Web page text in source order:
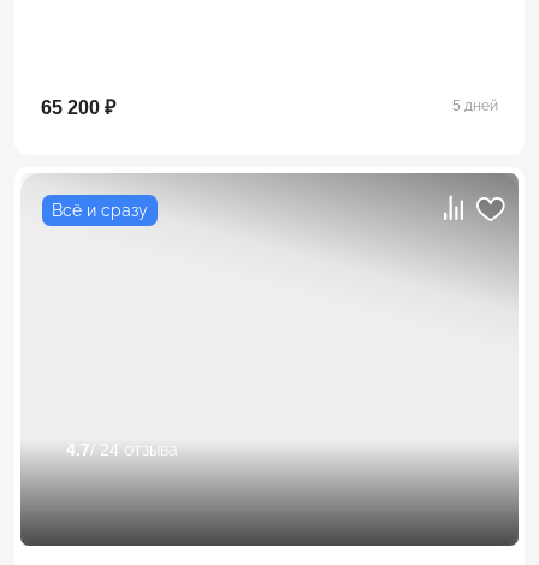
65 200 ₽ 5 дней
Всё и сразу
4.7/ 24 отзыва